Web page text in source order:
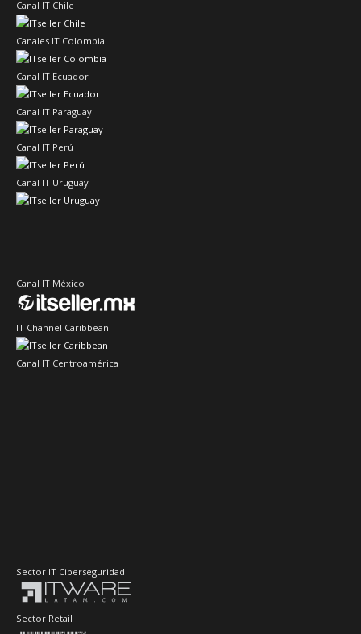
Canal IT Chile
Canales IT Colombia
Canal IT Ecuador
Canal IT Paraguay
Canal IT Perú
Canal IT Uruguay
Canal IT México
IT Channel Caribbean
Canal IT Centroamérica
Sector IT Ciberseguridad
Sector Retail